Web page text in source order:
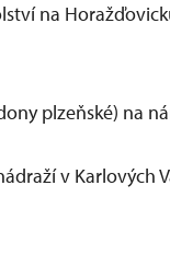
na
plzeňské) na
v Karlových